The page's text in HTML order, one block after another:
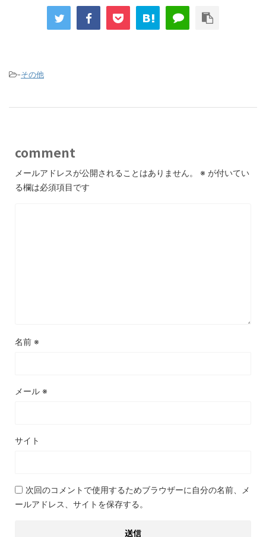
-その他
comment
メールアドレスが公開されることはありません。 ※ が付いてい
る欄は必須項目です
名前 ※
メール ※
サイト
次回のコメントで使用するためブラウザーに自分の名前、メ
ールアドレス、サイトを保存する。